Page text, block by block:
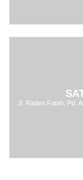
Jl. Raden Fatah, Pd.